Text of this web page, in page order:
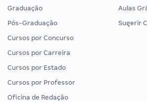
Graduação
Pós-Graduação
Cursos por Concurso
Cursos por Carreira
Cursos por Estado
Cursos por Professor
Oficina de Redação
Aulas
Sugerir